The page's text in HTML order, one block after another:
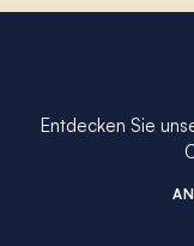
Entdecken Sie